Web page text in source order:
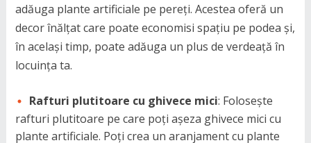
adăuga plante artificiale pe pereți. Acestea oferă un
decor înălțat care poate economisi spațiu pe podea și,
în același timp, poate adăuga un plus de verdeață în
locuința ta.
Rafturi plutitoare cu ghivece mici: Folosește
rafturi plutitoare pe care poți așeza ghivece mici cu
plante artificiale. Poți crea un aranjament cu plante